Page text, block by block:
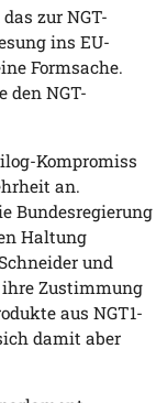
zur NGT-
ins EU-
Formsache.
den NGT-
Kompromiss
an.
Bundesregierung
Haltung
und
ihre Zustimmung
aus NGT1-
damit aber